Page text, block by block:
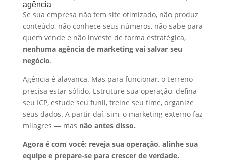
agência
Se sua empresa não tem site otimizado, não produz
conteúdo, não conhece seus números, não sabe para
quem vende e não investe de forma estratégica,
nenhuma agência de marketing vai salvar seu
negócio.
Agência é alavanca. Mas para funcionar, o terreno
precisa estar sólido. Estruture sua operação, defina
seu ICP, estude seu funil, treine seu time, organize
seus dados. A partir daí, sim, o marketing externo faz
milagres — mas não antes disso.
Agora é com você: reveja sua operação, alinhe sua
equipe e prepare-se para crescer de verdade.